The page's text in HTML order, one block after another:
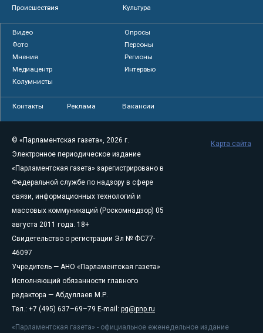
Происшествия
Культура
Видео
Опросы
Фото
Персоны
Мнения
Регионы
Медиацентр
Интервью
Колумнисты
Контакты Реклама Вакансии
© «Парламентская газета», 2026 г.
Электронное периодическое издание
«Парламентская газета» зарегистрировано в
Федеральной службе по надзору в сфере
связи, информационных технологий и
массовых коммуникаций (Роскомнадзор) 05
августа 2011 года. 18+
Свидетельство о регистрации Эл № ФС77-
46097
Учредитель — АНО «Парламентская газета»
Исполняющий обязанности главного
редактора — Абдуллаев М.Р.
Тел.: +7 (495) 637–69–79 E-mail: pg@pnp.ru
«Парламентская газета» - официальное еженедельное издание
Карта сайта